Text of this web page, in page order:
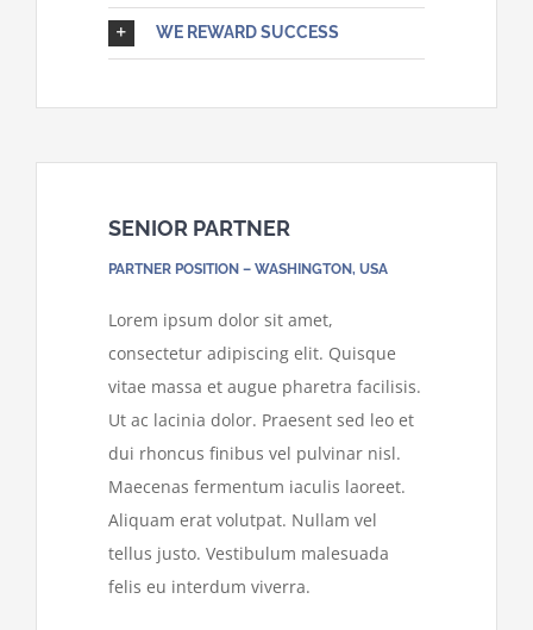
WE REWARD SUCCESS
SENIOR PARTNER
PARTNER POSITION – WASHINGTON, USA
Lorem ipsum dolor sit amet,
consectetur adipiscing elit. Quisque
vitae massa et augue pharetra facilisis.
Ut ac lacinia dolor. Praesent sed leo et
dui rhoncus finibus vel pulvinar nisl.
Maecenas fermentum iaculis laoreet.
Aliquam erat volutpat. Nullam vel
tellus justo. Vestibulum malesuada
felis eu interdum viverra.